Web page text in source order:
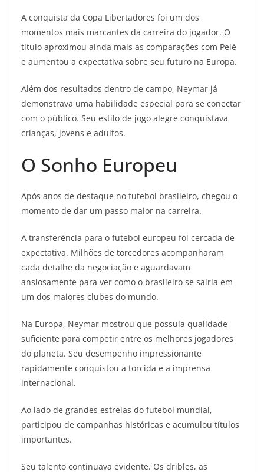
A conquista da Copa Libertadores foi um dos
momentos mais marcantes da carreira do jogador. O
título aproximou ainda mais as comparações com Pelé
e aumentou a expectativa sobre seu futuro na Europa.
Além dos resultados dentro de campo, Neymar já
demonstrava uma habilidade especial para se conectar
com o público. Seu estilo de jogo alegre conquistava
crianças, jovens e adultos.
O Sonho Europeu
Após anos de destaque no futebol brasileiro, chegou o
momento de dar um passo maior na carreira.
A transferência para o futebol europeu foi cercada de
expectativa. Milhões de torcedores acompanharam
cada detalhe da negociação e aguardavam
ansiosamente para ver como o brasileiro se sairia em
um dos maiores clubes do mundo.
Na Europa, Neymar mostrou que possuía qualidade
suficiente para competir entre os melhores jogadores
do planeta. Seu desempenho impressionante
rapidamente conquistou a torcida e a imprensa
internacional.
Ao lado de grandes estrelas do futebol mundial,
participou de campanhas históricas e acumulou títulos
importantes.
Seu talento continuava evidente. Os dribles, as